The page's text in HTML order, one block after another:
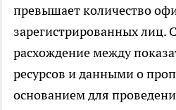
превышает количество
зарегистрированных лиц.
расхождение между
ресурсов и данными о
основанием для